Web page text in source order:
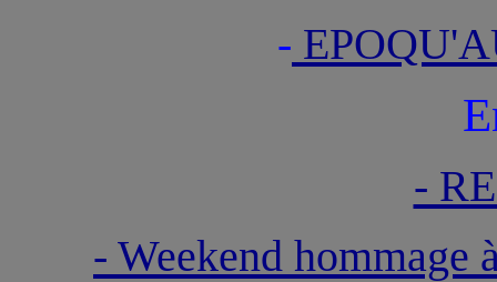
-
-
- Weekend